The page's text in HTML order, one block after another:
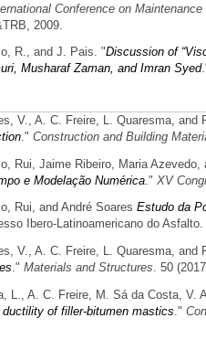
Conference on
2009.
R., and J. Pais. "Discussion of
Musharaf Zaman, and Imran Syed
V., A. C. Freire, L. Quaresma, and
." Construction and Building
Rui, Jaime Ribeiro, Maria Azevedo,
e Modelação Numérica ." XV
Rui, and André Soares Estudo da
Ibero-Latinoamericano do
V., A. C. Freire, L. Quaresma, and
." Materials and Structures . 50
L., A. C. Freire, M. Sá da Costa, V.
ductility of filler-bitumen mastics ."